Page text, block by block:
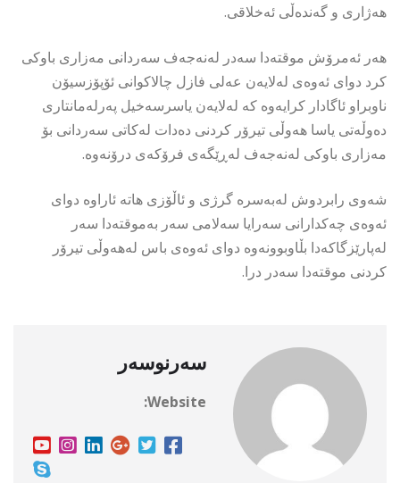
هەژاری و گەندەڵی ئەخلاقی.
هەر ئەمرۆش موقتەدا سەدر لەنەجەف سەردانی مەزاری باوكی
كرد دوای ئەوەی لەلایەن عەلی فازل چالاكوانی ئۆپۆزسیۆن
ناوبراو ئاگادار كرایەوە كە لەلایەن یاسرسەخیل پەرلەمانتاری
دەوڵەتی یاسا هەوڵی تیرۆر كردنی دەدات لەكاتی سەردانی بۆ
مەزاری باوكی لەنەجەف لەڕێگەی فرۆكەی درۆنەوە.
شەوی رابردوش لەبەسرە گرژی و ئاڵۆزی هاتە ئاراوە دوای
ئەوەی چەكدارانی سەرایا سەلامی سەر بەموقتەدا سەر
لەپارێزگاكەدا بڵاوبوونەوە دوای ئەوەی باس لەهەوڵی تیرۆر
كردنی موقتەدا سەدر درا.
سەرنوسەر
Website: